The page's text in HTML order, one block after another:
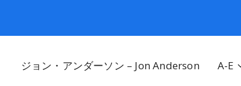
ジョン・アンダーソン – Jon Anderson A-E